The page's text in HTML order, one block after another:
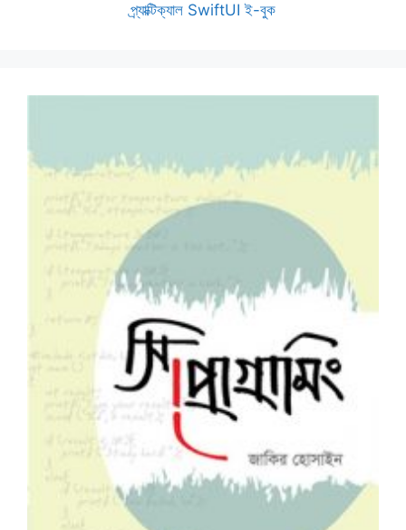
প্র্যাক্টিক্যাল SwiftUI ই-বুক